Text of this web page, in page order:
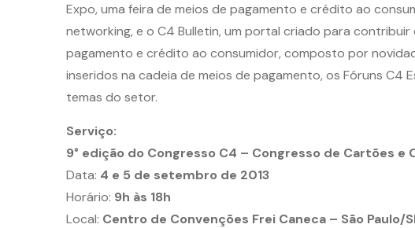
Expo, uma feira de meios de pagamento e crédito ao
networking, e o C4 Bulletin, um portal criado para
pagamento e crédito ao consumidor, composto por
inseridos na cadeia de meios de pagamento, os Fóruns
temas do setor.
Serviço:
9° edição do Congresso C4 – Congresso de Cartões e
Data: 4 e 5 de setembro de 2013
Horário: 9h às 18h
Local: Centro de Convenções Frei Caneca – São Paulo/